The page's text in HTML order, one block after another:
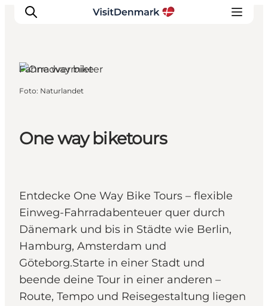
Erlebnisse
Unterkünfte
One way biketours
Entdecke One Way Bike Tours – flexible
Einweg-Fahrradabenteuer quer durch
Dänemark und bis in Städte wie Berlin,
Hamburg, Amsterdam und
Göteborg.Starte in einer Stadt und
beende deine Tour in einer anderen –
Route, Tempo und Reisegestaltung liegen
Fahrradvermieter
Foto: Naturlandet